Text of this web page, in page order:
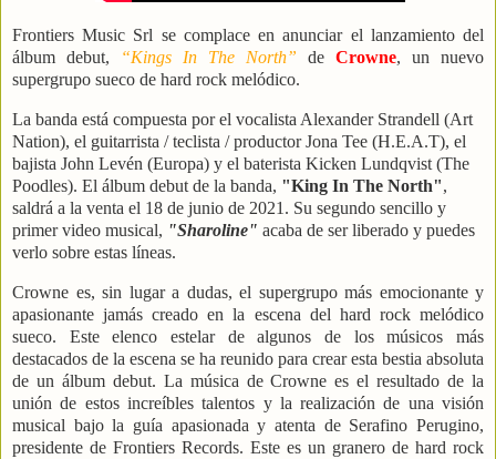
Frontiers Music Srl se complace en anunciar el lanzamiento del
álbum debut,
“Kings In The North” de Crowne, un nuevo
supergrupo sueco de hard rock melódico.
La banda está compuesta por el vocalista Alexander Strandell (Art
Nation), el guitarrista / teclista / productor Jona Tee (H.E.A.T), el
bajista John Levén (Europa) y el baterista Kicken Lundqvist (The
Poodles). El álbum debut de la banda, "King In The North",
saldrá a la venta el 18 de junio de 2021. Su segundo sencillo y
primer video musical, "Sharoline" acaba de ser liberado y puedes
verlo sobre estas líneas.
Crowne es, sin lugar a dudas, el supergrupo más emocionante y
apasionante jamás creado en la escena del hard rock melódico
sueco. Este elenco estelar de algunos de los músicos más
destacados de la escena se ha reunido para crear esta bestia absoluta
de un álbum debut. La música de Crowne es el resultado de la
unión de estos increíbles talentos y la realización de una visión
musical bajo la guía apasionada y atenta de Serafino Perugino,
presidente de Frontiers Records. Este es un granero de hard rock